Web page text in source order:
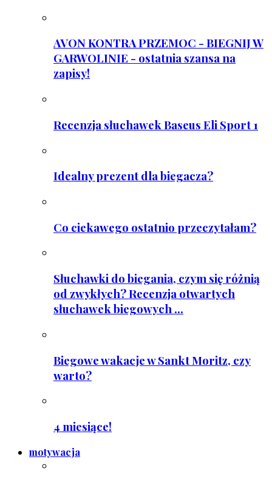
AVON KONTRA PRZEMOC - BIEGNIJ W
GARWOLINIE - ostatnia szansa na
zapisy!
Recenzja słuchawek Baseus Eli Sport 1
Idealny prezent dla biegacza?
Co ciekawego ostatnio przeczytałam?
Słuchawki do biegania, czym się różnią
od zwykłych? Recenzja otwartych
słuchawek biegowych ...
Biegowe wakacje w Sankt Moritz, czy
warto?
4 miesiące!
motywacja